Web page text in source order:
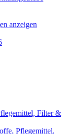
anzeigen
Filter &
Pflegemittel,